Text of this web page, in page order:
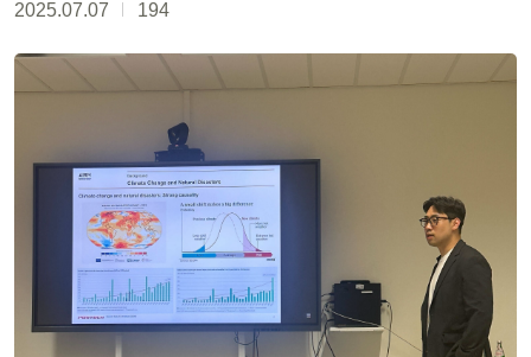
2025.07.07 194